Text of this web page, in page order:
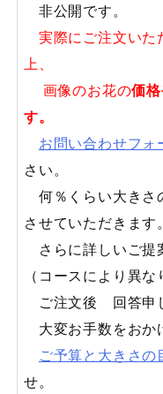
非公開です。
実際にご注文いた
上、
画像のお花の価
す。
お問い合わせフォ
さい。
何％くらい大きさ
させていただきます。
さらに詳しいご提
（コースにより異
ご注文後 回答申
大変お手数をおか
ご予算と大きさの
せ。